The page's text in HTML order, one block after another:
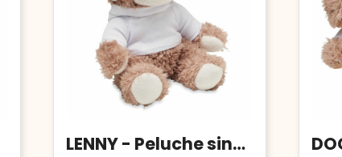
LENNY - Peluche singe